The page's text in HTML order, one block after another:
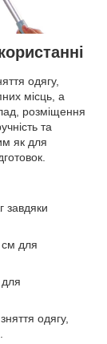
одягу,
місць, а
розміщення
та
як для
завдяки
см для
для
одягу,